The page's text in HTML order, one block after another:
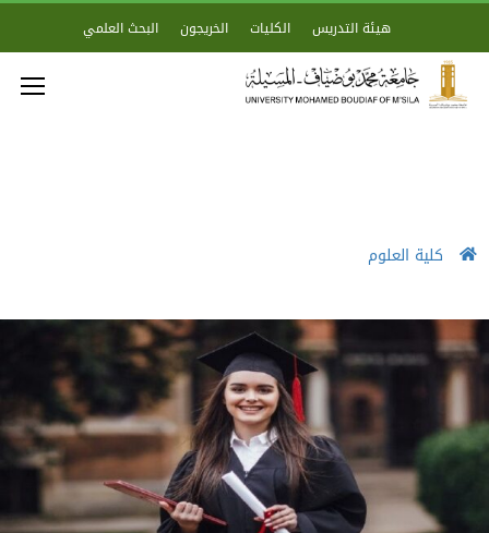
هيئة التدريس الكليات الخريجون البحث العلمي
كلية العلوم